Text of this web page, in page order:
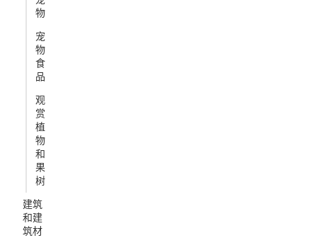
物
宠
物
食
品
观
赏
植
物
和
果
树
建筑
和建
筑材